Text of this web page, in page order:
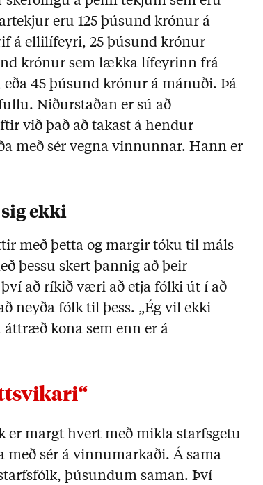
eru 125 þúsund krónur á
á ellilífeyri, 25 þúsund krónur
krónur sem lækka lífeyrinn frá
45 þúsund krónur á mánuði. Þá
Niðurstaðan er sú að
við það að takast á hendur
með sér vegna vinnunnar. Hann er
ekki
með þetta og margir tóku til máls
þessu skert þannig að þeir
að ríkið væri að etja fólki út í að
neyða fólk til þess. „Ég vil ekki
áttræð kona sem enn er á
er margt hvert með mikla starfsgetu
með sér á vinnumarkaði. Á sama
þúsundum saman. Því